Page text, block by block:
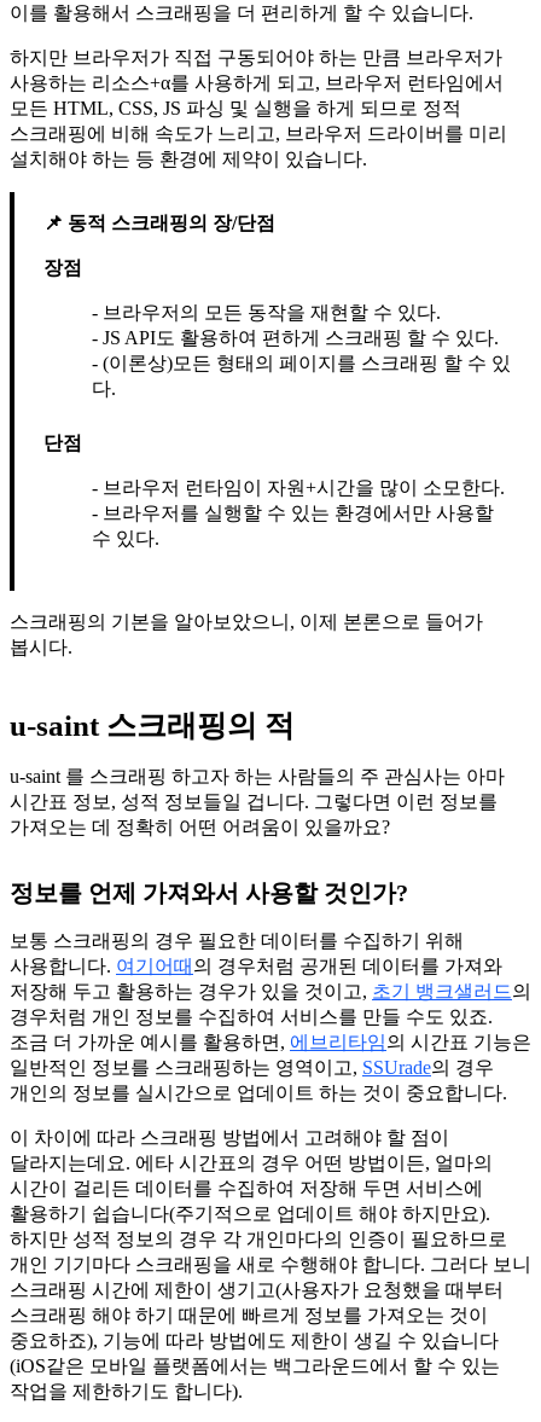
이를 활용해서 스크래핑을 더 편리하게 할 수 있습니다.
하지만 브라우저가 직접 구동되어야 하는 만큼 브라우저가
사용하는 리소스+α를 사용하게 되고, 브라우저 런타임에서
모든 HTML, CSS, JS 파싱 및 실행을 하게 되므로 정적
스크래핑에 비해 속도가 느리고, 브라우저 드라이버를 미리
설치해야 하는 등 환경에 제약이 있습니다.
동적 스크래핑의 장/단점
장점
브라우저의 모든 동작을 재현할 수 있다.
JS API도 활용하여 편하게 스크래핑 할 수 있다.
(이론상)모든 형태의 페이지를 스크래핑 할 수 있
다.
단점
브라우저 런타임이 자원+시간을 많이 소모한다.
브라우저를 실행할 수 있는 환경에서만 사용할
수 있다.
스크래핑의 기본을 알아보았으니, 이제 본론으로 들어가
봅시다.
u-saint 스크래핑의 적
u-saint 를 스크래핑 하고자 하는 사람들의 주 관심사는 아마
시간표 정보, 성적 정보들일 겁니다. 그렇다면 이런 정보를
가져오는 데 정확히 어떤 어려움이 있을까요?
정보를 언제 가져와서 사용할 것인가?
보통 스크래핑의 경우 필요한 데이터를 수집하기 위해
사용합니다. 여기어때 의 경우처럼 공개된 데이터를 가져와
저장해 두고 활용하는 경우가 있을 것이고, 초기 뱅크샐러드의
경우처럼 개인 정보를 수집하여 서비스를 만들 수도 있죠.
조금 더 가까운 예시를 활용하면, 에브리타임의 시간표 기능은
일반적인 정보를 스크래핑하는 영역이고, SSUrade의 경우
개인의 정보를 실시간으로 업데이트 하는 것이 중요합니다.
이 차이에 따라 스크래핑 방법에서 고려해야 할 점이
달라지는데요. 에타 시간표의 경우 어떤 방법이든, 얼마의
시간이 걸리든 데이터를 수집하여 저장해 두면 서비스에
활용하기 쉽습니다(주기적으로 업데이트 해야 하지만요).
하지만 성적 정보의 경우 각 개인마다의 인증이 필요하므로
개인 기기마다 스크래핑을 새로 수행해야 합니다. 그러다 보니
스크래핑 시간에 제한이 생기고(사용자가 요청했을 때부터
스크래핑 해야 하기 때문에 빠르게 정보를 가져오는 것이
중요하죠), 기능에 따라 방법에도 제한이 생길 수 있습니다
(iOS같은 모바일 플랫폼에서는 백그라운드에서 할 수 있는
작업을 제한하기도 합니다).